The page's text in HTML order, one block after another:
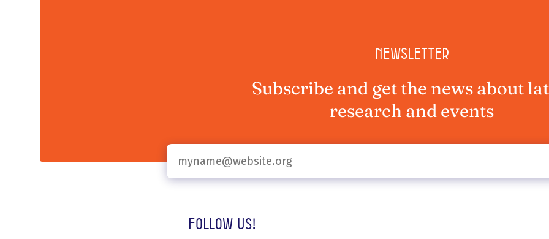
Newsletter
Subscribe and get the news about
research and events
Follow us!